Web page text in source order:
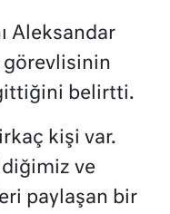
Aleksandar
görevlisinin
belirtti.
kişi var.
ve
paylaşan bir